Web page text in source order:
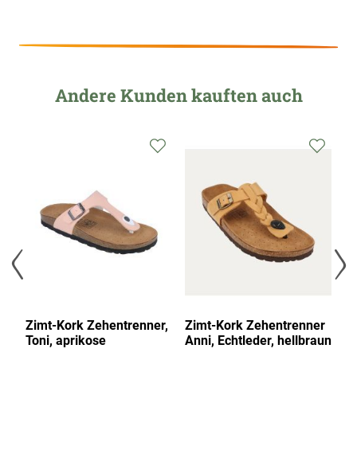
Andere Kunden kauften auch
Zimt-Kork Zehentrenner,
Toni, aprikose
Zimt-Kork Zehentrenner
Anni, Echtleder, hellbraun